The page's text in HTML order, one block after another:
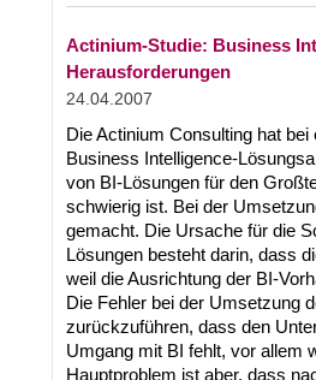
Actinium-Studie: Business
Herausforderungen
24.04.2007
Die Actinium Consulting hat
Business Intelligence-
von BI-Lösungen für den
schwierig ist. Bei der
gemacht. Die Ursache für die
Lösungen besteht darin, dass
weil die Ausrichtung der BI-
Die Fehler bei der Umsetzung
zurückzuführen, dass den
Umgang mit BI fehlt, vor allem
Hauptproblem ist aber, dass